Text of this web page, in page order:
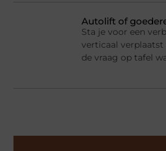
Autolift of
Sta je voor een
verticaal verplaatst
de vraag op tafel